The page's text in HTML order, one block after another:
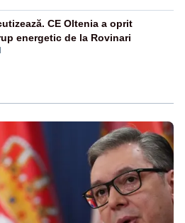
CE Oltenia a oprit
energetic de la Rovinari